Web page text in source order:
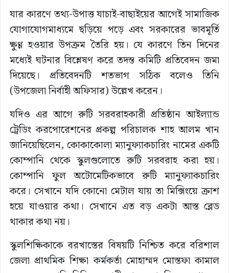
যার কারণে তথ্য-উপাত্ত যাচাই-বাছাইয়ের আগেই সামাজিক
যোগাযোগমাধ্যমে ছড়িয়ে পড়ে এবং সরকারের ভাবমূর্তি
ক্ষুণ্ণ হওয়ার উপক্রম তৈরি হয়। যে কারণে তিন দিনের
মধ্যেই ঘটনার বিশ্লেষণ করে তদন্ত কমিটি প্রতিবেদন জমা
দিয়েছে। প্রতিবেদনটি শতভাগ সঠিক বলেও তিনি
(উপজেলা নির্বাহী অফিসার) উল্লেখ করেন।
যদিও এর আগে রুটি সরবরাহকারী প্রতিষ্ঠান আইল্যান্ড
ট্রেডিং করপোরেশনের প্রকল্প পরিচালক শাহ আলম খান
জানিয়েছিলেন, কোকাকোলা ম্যানুফ্যাকচারিং নামের একটি
কোম্পানি থেকে স্কুলগুলোতে রুটি সরবরাহ করা হয়।
কোম্পানি ফুল অটোমেটিকভাবে রুটি ম্যানুফ্যাকচারিং
করে। সেখানে যদি কোনো মেটাল যায় তা মিক্সিংয়ে ক্রাশ
হয়ে যাওয়ার কথা। সেখানে এত বড় একটা আস্ত ব্লেড
থাকার কথা নয়।
স্কুলশিক্ষিকাকে বরখাস্তের বিষয়টি নিশ্চিত করে বরিশাল
জেলা প্রাথমিক শিক্ষা কর্মকর্তা মোহাম্মদ মোস্তফা কামাল